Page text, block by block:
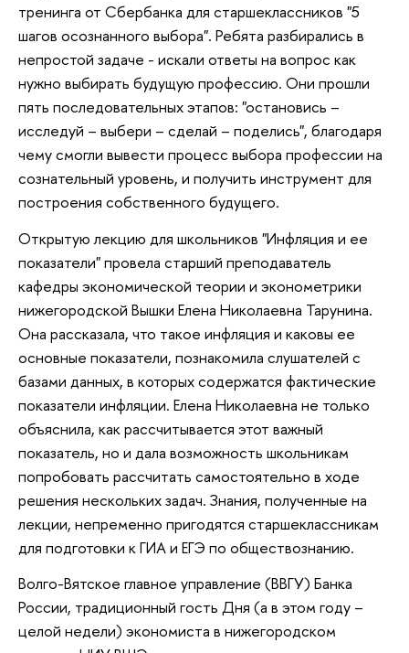
тренинга от Сбербанка для старшеклассников "5
шагов осознанного выбора". Ребята разбирались в
непростой задаче - искали ответы на вопрос как
нужно выбирать будущую профессию. Они прошли
пять последовательных этапов: "остановись –
исследуй – выбери – сделай – поделись", благодаря
чему смогли вывести процесс выбора профессии на
сознательный уровень, и получить инструмент для
построения собственного будущего.
Открытую лекцию для школьников "Инфляция и ее
показатели" провела старший преподаватель
кафедры экономической теории и эконометрики
нижегородской Вышки Елена Николаевна Тарунина.
Она рассказала, что такое инфляция и каковы ее
основные показатели, познакомила слушателей с
базами данных, в которых содержатся фактические
показатели инфляции. Елена Николаевна не только
объяснила, как рассчитывается этот важный
показатель, но и дала возможность школьникам
попробовать рассчитать самостоятельно в ходе
решения нескольких задач. Знания, полученные на
лекции, непременно пригодятся старшеклассникам
для подготовки к ГИА и ЕГЭ по обществознанию.
Волго-Вятское главное управление (ВВГУ) Банка
России, традиционный гость Дня (а в этом году –
целой недели) экономиста в нижегородском